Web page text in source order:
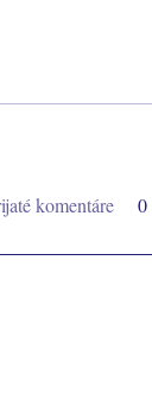
komentáre 0